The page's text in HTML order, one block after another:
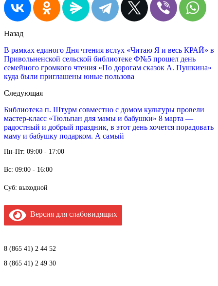
Назад
В рамках единого Дня чтения вслух «Читаю Я и весь КРАЙ» в
Привольненской сельской библиотеке Ф№5 прошел день
семейного громкого чтения «По дорогам сказок А. Пушкина»
куда были приглашены юные пользова
Следующая
Библиотека п. Штурм совместно с домом культуры провели
мастер-класс «Тюльпан для мамы и бабушки» 8 марта —
радостный и добрый праздник, в этот день хочется порадовать
маму и бабушку подарком. А самый
Пн-Пт: 09:00 - 17:00
Вс: 09:00 - 16:00
Суб: выходной
Версия для слабовидящих
8 (865 41) 2 44 52
8 (865 41) 2 49 30